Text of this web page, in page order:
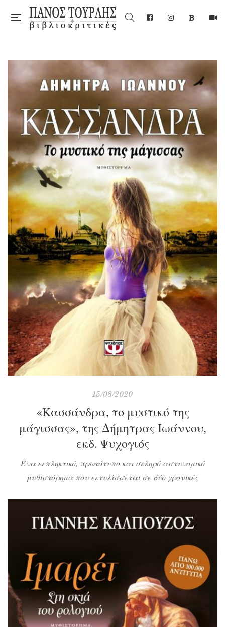
15/08/2020
«Κασσάνδρα, το μυστικό της
μάγισσας», της Δήμητρας Ιωάννου,
εκδ. Ψυχογιός
Ένα εκπληκτικό, πρωτότυπο και σκληρό αστυνομικό
μυθιστόρημα που εκτυλίσσεται σε δύο χρονικές
Κυριολεκτικά το ρούφηξα και δεν μπορούσα να το αφήσω